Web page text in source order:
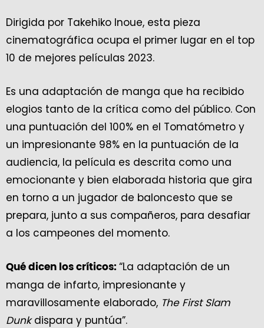
Dirigida por Takehiko Inoue, esta pieza
cinematográfica ocupa el primer lugar en el top
10 de mejores películas 2023.
Es una adaptación de manga que ha recibido
elogios tanto de la crítica como del público. Con
una puntuación del 100% en el Tomatómetro y
un impresionante 98% en la puntuación de la
audiencia, la película es descrita como una
emocionante y bien elaborada historia que gira
en torno a un jugador de baloncesto que se
prepara, junto a sus compañeros, para desafiar
a los campeones del momento.
Qué dicen los críticos: “La adaptación de un
manga de infarto, impresionante y
maravillosamente elaborado, The First Slam
Dunkdispara y puntúa”.